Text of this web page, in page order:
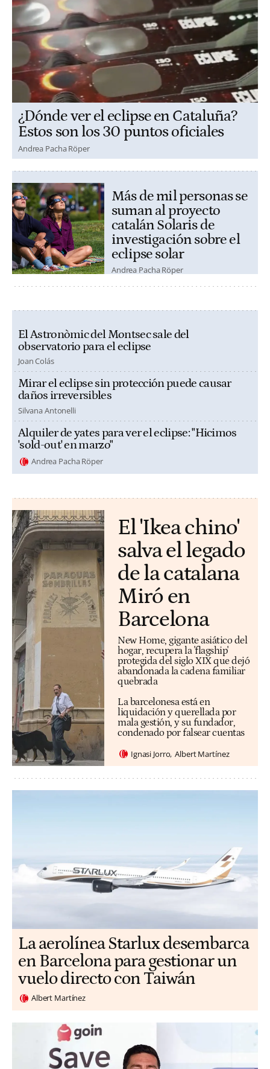
¿Dónde ver el eclipse en Cataluña?
Estos son los 30 puntos oficiales
Andrea Pacha Röper
Más de mil personas se
suman al proyecto
catalán Solaris de
investigación sobre el
eclipse solar
Andrea Pacha Röper
El Astronòmic del Montsec sale del
observatorio para el eclipse
Joan Colás
Mirar el eclipse sin protección puede causar
daños irreversibles
Silvana Antonelli
Alquiler de yates para ver el eclipse: "Hicimos
'sold-out' en marzo"
Andrea Pacha Röper
El 'Ikea chino'
salva el legado
de la catalana
Miró en
Barcelona
New Home, gigante asiático del
hogar, recupera la 'flagship'
protegida del siglo XIX que dejó
abandonada la cadena familiar
quebrada
La barcelonesa está en
liquidación y querellada por
mala gestión, y su fundador,
condenado por falsear cuentas
Ignasi Jorro Albert Martínez
La aerolínea Starlux desembarca
en Barcelona para gestionar un
vuelo directo con Taiwán
Albert Martínez